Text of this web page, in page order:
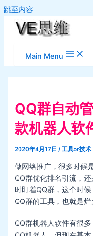
跳至内容
Main Menu
QQ群自动
款机器人软
2020年4月17日/工具or技术
做网络推广，很多时候
QQ群优化排名引流，
时盯着QQ群，这个时
QQ群的工具，也就是烂
QQ群机器人软件有很